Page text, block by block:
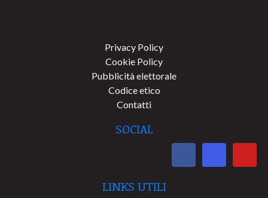
Privacy Policy
Cookie Policy
Pubblicità elettorale
Codice etico
Contatti
SOCIAL
LINKS UTILI